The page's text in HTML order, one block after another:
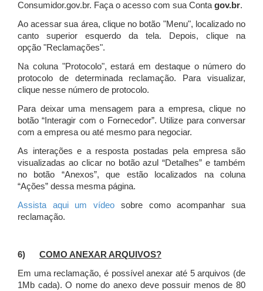
Consumidor.gov.br. Faça o acesso com sua Contagov.br.
Ao acessar sua área, clique no botão "Menu", localizado no
canto superior esquerdo da tela. Depois, clique na
opção "Reclamações".
Na coluna "Protocolo", estará em destaque o número do
protocolo de determinada reclamação. Para visualizar,
clique nesse número de protocolo.
Para deixar uma mensagem para a empresa, clique no
botão “Interagir com o Fornecedor”. Utilize para conversar
com a empresa ou até mesmo para negociar.
As interações e a resposta postadas pela empresa são
visualizadas ao clicar no botão azul “Detalhes” e também
no botão “Anexos”, que estão localizados na coluna
“Ações” dessa mesma página.
Assista aqui um vídeo sobre como acompanhar sua
reclamação.
6) COMO ANEXAR ARQUIVOS?
Em uma reclamação, é possível anexar até 5 arquivos (de
1Mb cada). O nome do anexo deve possuir menos de 80